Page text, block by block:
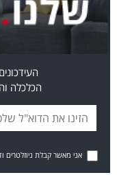
הכלכלה
אני מאשר קבלת ניוזלטרים